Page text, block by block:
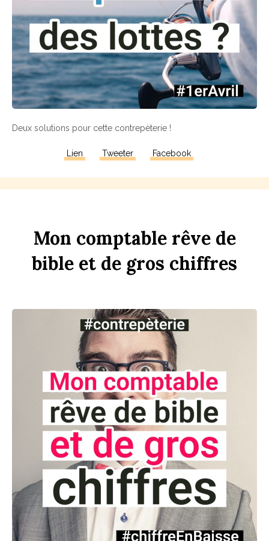
Deux solutions pour cette contrepèterie !
Lien Tweeter Facebook
Mon comptable rêve de
bible et de gros chiffres